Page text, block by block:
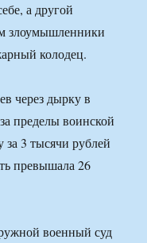
а другой
злоумышленники
колодец.
через дырку в
пределы воинской
за 3 тысячи рублей
превышала 26
военный суд